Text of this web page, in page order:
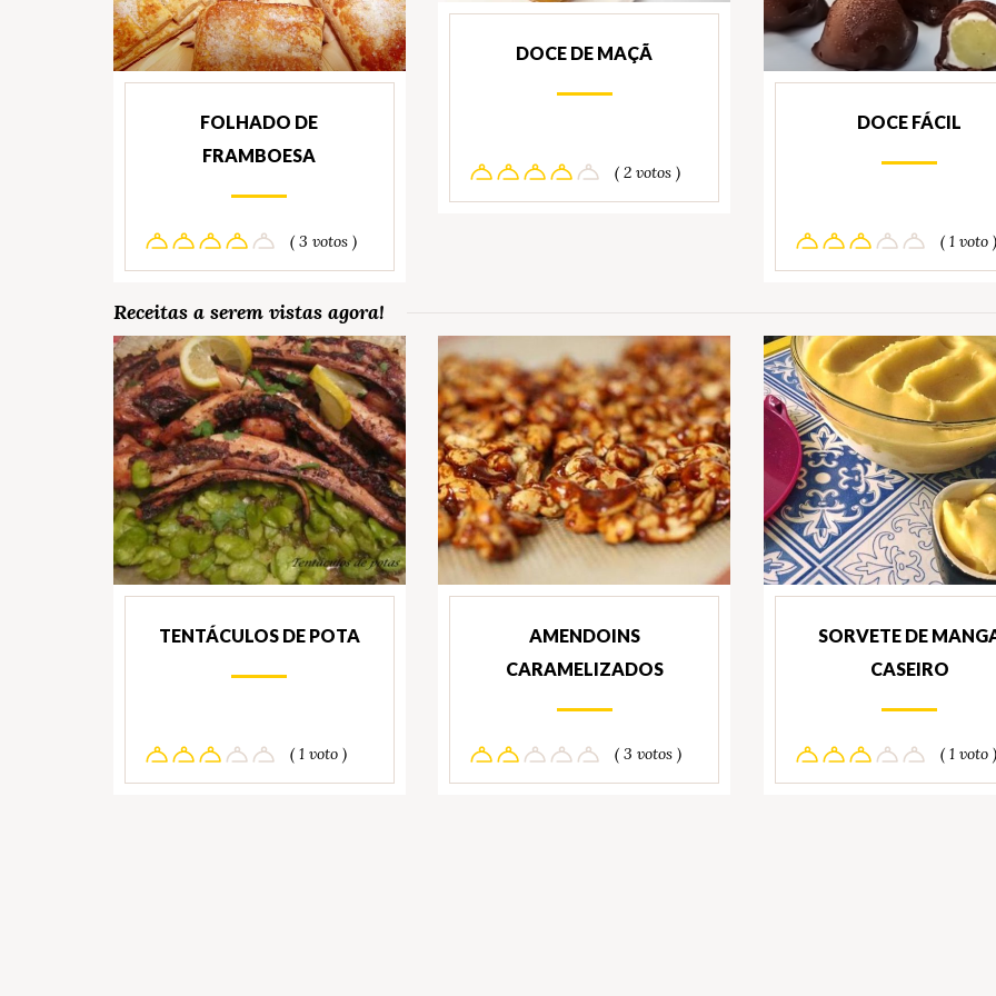
FOLHADO DE
FRAMBOESA
( 3 votos )
DOCE DE MAÇÃ
( 2 votos )
DOCE FÁCIL
( 1 voto )
Receitas a serem vistas agora!
TENTÁCULOS DE POTA
( 1 voto )
AMENDOINS
CARAMELIZADOS
( 3 votos )
SORVETE DE
CASEIRO
( 1 voto )